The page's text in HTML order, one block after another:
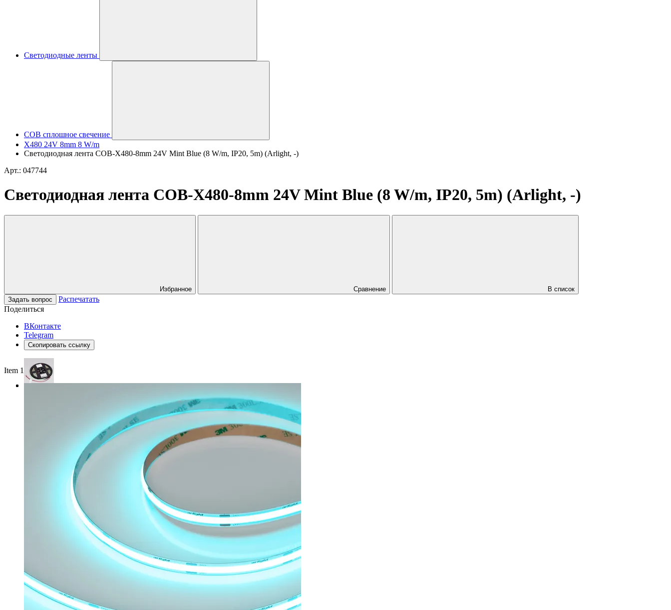
Светодиодные ленты
COB сплошное свечение
X480 24V 8mm 8 W/m
Светодиодная лента COB-X480-8mm 24V Mint Blue (8 W/m, IP20, 5m) (Arlight, -)
Арт.: 047744
Светодиодная лента COB-X480-8mm 24V Mint Blue (8 W/m, IP20, 5m) (Arlight, -)
Избранное Сравнение
В список
Задать вопрос
Распечатать
Поделиться
ВКонтакте
Telegram
Скопировать ссылку
Item 1 of 3